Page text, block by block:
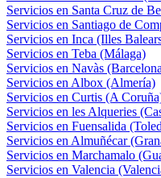
Servicios en Santa Cruz de
Servicios en Santiago de
Servicios en Inca (Illes
Servicios en Teba (Málaga)
Servicios en Navàs
Servicios en Albox (Almería)
Servicios en Curtis (A
Servicios en les Alqueries
Servicios en Fuensalida
Servicios en Almuñécar
Servicios en Marchamalo
Servicios en Valencia